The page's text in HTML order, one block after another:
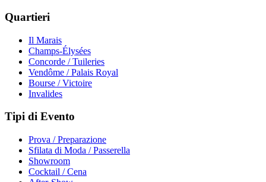
Quartieri
Il Marais
Champs-Élysées
Concorde / Tuileries
Vendôme / Palais Royal
Bourse / Victoire
Invalides
Tipi di Evento
Prova / Preparazione
Sfilata di Moda / Passerella
Showroom
Cocktail / Cena